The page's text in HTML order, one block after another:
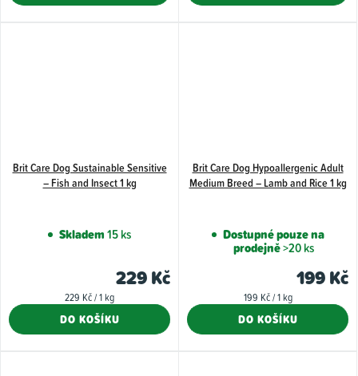
Brit Care Dog Sustainable Sensitive
– Fish and Insect 1 kg
Skladem15 ks
229 Kč
Měrná
229 Kč / 1 kg
DO KOŠÍKU
Brit Care Dog Hypoallergenic Adult
Medium Breed – Lamb and Rice 1 kg
Dostupné pouze na
prodejně>20 ks
199 Kč
Měrná
199 Kč / 1 kg
DO KOŠÍKU